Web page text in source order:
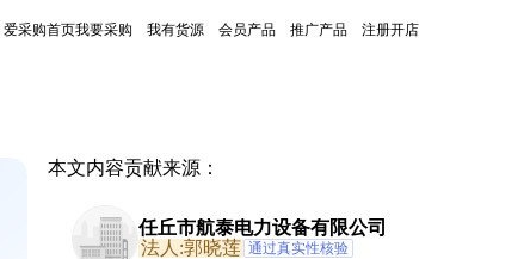
爱采购首页我要采购 我有货源 会员产品 推广产品 注册开店
本文内容贡献来源：
任丘市航泰电力设备有限公司
法人:郭晓莲 通过真实性核验